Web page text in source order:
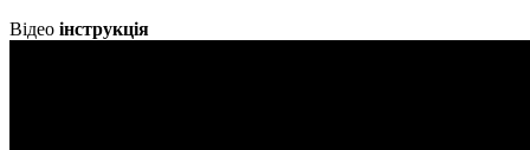
Відео інструкція